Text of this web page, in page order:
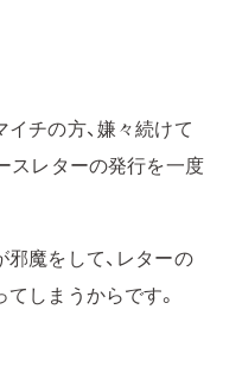
チの方、嫌々続けて
スレターの発行を一度
魔をして、レターの
しまうからです。